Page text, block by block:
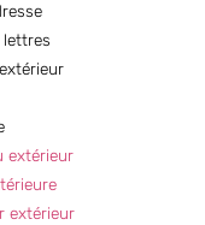
lettres
extérieur
extérieur